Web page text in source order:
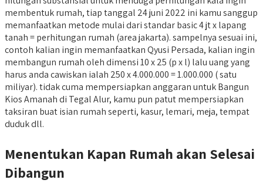
membentuk rumah, tiap tanggal 24 juni 2022 ini kamu sanggup
memanfaatkan metode mulai dari standar basic 4 jt x lapang
tanah = perhitungan rumah (area jakarta). sampelnya sesuai ini,
contoh kalian ingin memanfaatkan Qyusi Persada, kalian ingin
membangun rumah oleh dimensi 10 x 25 (p x l) lalu uang yang
harus anda cawiskan ialah 250 x 4.000.000 = 1.000.000 ( satu
miliyar). tidak cuma mempersiapkan anggaran untuk Bangun
Kios Amanah di Tegal Alur, kamu pun patut mempersiapkan
taksiran buat isian rumah seperti, kasur, lemari, meja, tempat
duduk dll.
Menentukan Kapan Rumah akan Selesai
Dibangun